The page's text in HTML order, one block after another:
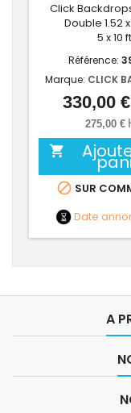
Click
Double 1.52
5 x 10 ft
Référence:
Marque: CLICK
Prix
330,00 €
275,00 €

 SUR
Date
A